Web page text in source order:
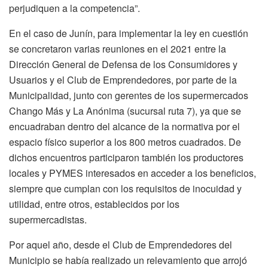
perjudiquen a la competencia”.
En el caso de Junín, para implementar la ley en cuestión
se concretaron varias reuniones en el 2021 entre la
Dirección General de Defensa de los Consumidores y
Usuarios y el Club de Emprendedores, por parte de la
Municipalidad, junto con gerentes de los supermercados
Chango Más y La Anónima (sucursal ruta 7), ya que se
encuadraban dentro del alcance de la normativa por el
espacio físico superior a los 800 metros cuadrados. De
dichos encuentros participaron también los productores
locales y PYMES interesados en acceder a los beneficios,
siempre que cumplan con los requisitos de inocuidad y
utilidad, entre otros, establecidos por los
supermercadistas.
Por aquel año, desde el Club de Emprendedores del
Municipio se había realizado un relevamiento que arrojó